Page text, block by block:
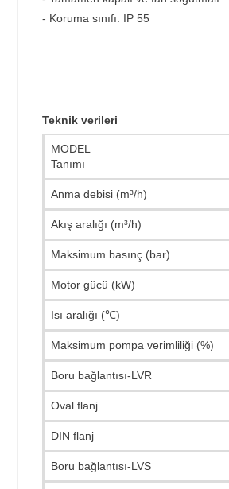
- Koruma sınıfı: IP 55
Teknik verileri
MODEL
Tanımı
Anma debisi (m³/h)
Akış aralığı (m³/h)
Maksimum basınç (bar)
Motor gücü (kW)
Isı aralığı (℃)
Maksimum pompa verimliliği (%)
Boru bağlantısı-LVR
Oval flanj
DIN flanj
Boru bağlantısı-LVS